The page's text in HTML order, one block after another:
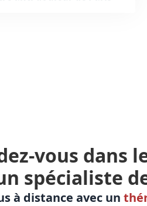
vous dans
spécialiste
à distance avec un